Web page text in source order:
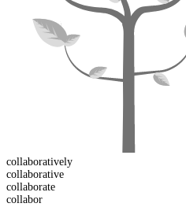
collaboratively
collaborative
collaborate
collabor